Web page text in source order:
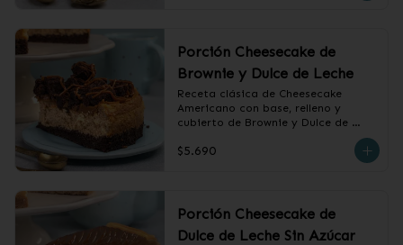
Porción Cheesecake de
Brownie y Dulce de Leche
Receta clásica de Cheesecake
Americano con base, relleno y
cubierto de Brownie y Dulce de
$5.690
Porción Cheesecake de
Dulce de Leche Sin Azúcar